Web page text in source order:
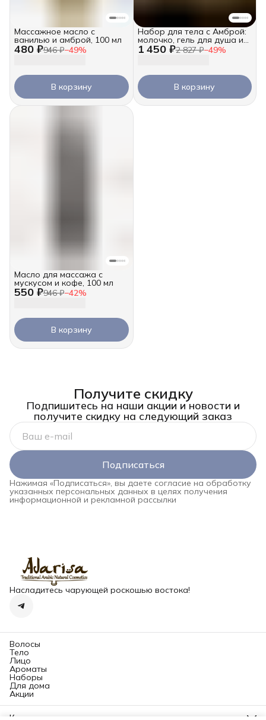
480 ₽946 ₽−49%
Массажное масло с
ванилью и амброй, 100 мл
В корзину
1 450 ₽2 827 ₽−49%
Набор для тела с Амброй:
молочко, гель для душа и
масло для массажа
В корзину
550 ₽946 ₽−42%
Масло для массажа с
мускусом и кофе, 100 мл
В корзину
Получите скидку
Подпишитесь на наши акции и новости и
получите скидку на следующий заказ
Подписаться
Нажимая «Подписаться», вы даете согласие на обработку
указанных персональных данных в целях получения
информационной и рекламной рассылки
Насладитесь чарующей роскошью востока!
Волосы
Тело
Лицо
Ароматы
Наборы
Для дома
Акции
Контакты